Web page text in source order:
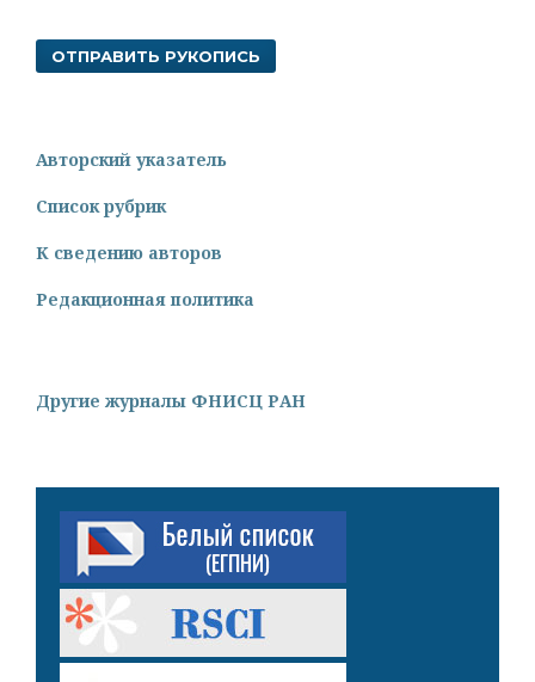
ОТПРАВИТЬ РУКОПИСЬ
Авторский указатель
Список рубрик
К сведению авторов
Редакционная политика
Другие журналы ФНИСЦ РАН